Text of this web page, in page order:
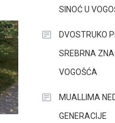
SINOĆ U
DVOSTRUKO
SREBRNA
VOGOŠĆA
MUALLIMA
GENERACIJE